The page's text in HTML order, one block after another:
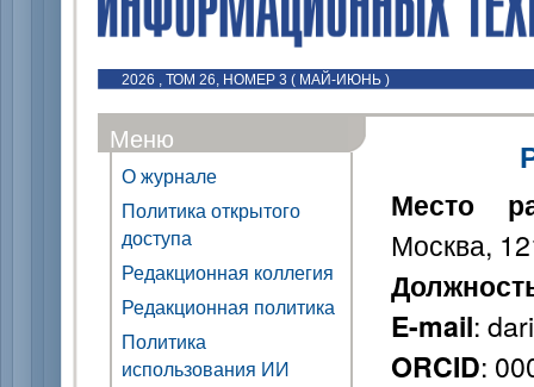
2026 , ТОМ 26, НОМЕР 3 ( МАЙ-ИЮНЬ )
Меню
О журнале
Политика открытого
доступа
Редакционная коллегия
Редакционная политика
Политика
использования ИИ
Место
Москва,
E-mail:
ORCID: